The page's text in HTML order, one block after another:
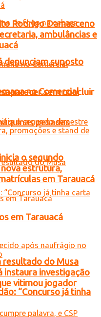
denunciam suposto
sem concluir
pesadas
resultado do Musa
“Concurso já tinha
Rodrigo Damasceno
ambulâncias e
no Comercial
o segundo
estrutura,
em Tarauacá
em Tarauacá
instaura investigação
vitimou jogador